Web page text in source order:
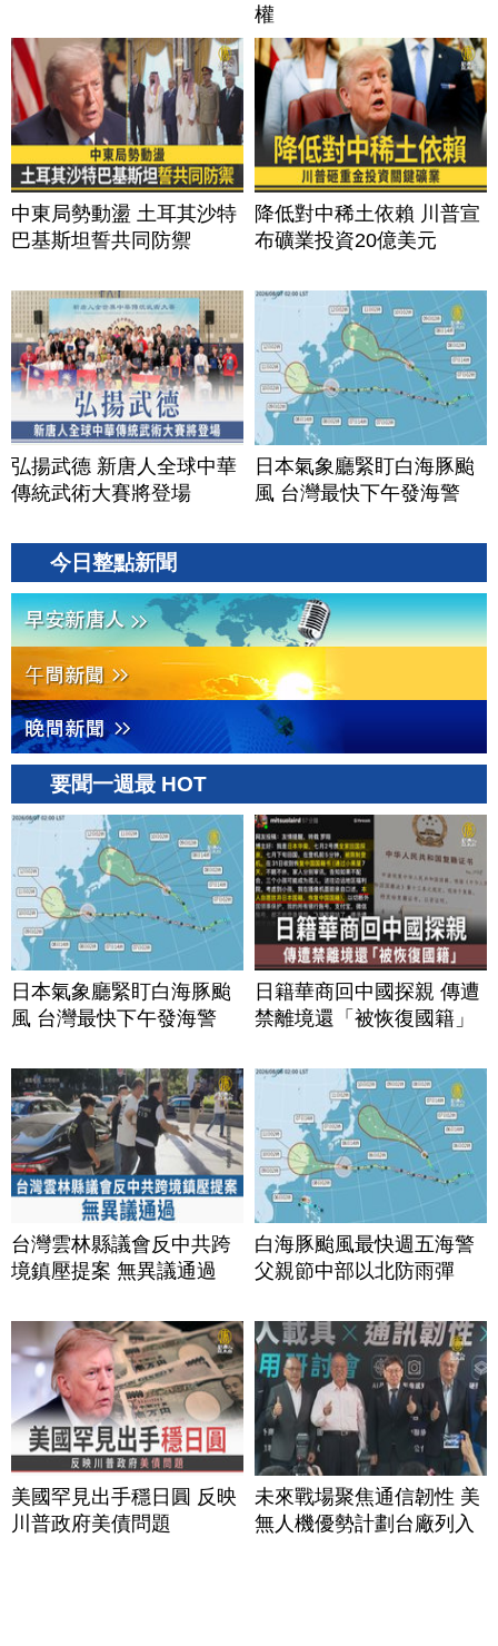
權
中東局勢動盪 土耳其沙特
巴基斯坦誓共同防禦
降低對中稀土依賴 川普宣
布礦業投資20億美元
弘揚武德 新唐人全球中華
傳統武術大賽將登場
日本氣象廳緊盯白海豚颱
風 台灣最快下午發海警
今日整點新聞
要聞一週最 HOT
日本氣象廳緊盯白海豚颱
風 台灣最快下午發海警
日籍華商回中國探親 傳遭
禁離境還「被恢復國籍」
台灣雲林縣議會反中共跨
境鎮壓提案 無異議通過
白海豚颱風最快週五海警
父親節中部以北防雨彈
美國罕見出手穩日圓 反映
川普政府美債問題
未來戰場聚焦通信韌性 美
無人機優勢計劃台廠列入